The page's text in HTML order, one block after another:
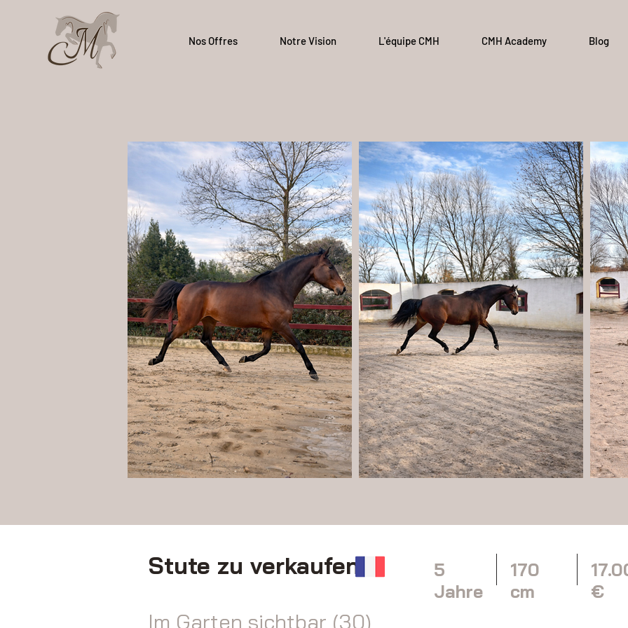
Nos Offres Notre Vision L'équipe CMH CMH Academy Blog
Stute zu verkaufen
5
Jahre
Im Garten sichtbar (30)
170
cm
€